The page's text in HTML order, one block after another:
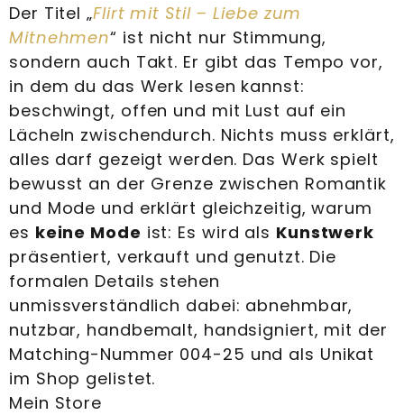
Der Titel „Flirt mit Stil – Liebe zum
Mitnehmen“ ist nicht nur Stimmung,
sondern auch Takt. Er gibt das Tempo vor,
in dem du das Werk lesen kannst:
beschwingt, offen und mit Lust auf ein
Lächeln zwischendurch. Nichts muss erklärt,
alles darf gezeigt werden. Das Werk spielt
bewusst an der Grenze zwischen Romantik
und Mode und erklärt gleichzeitig, warum
es keine Mode ist: Es wird als Kunstwerk
präsentiert, verkauft und genutzt. Die
formalen Details stehen
unmissverständlich dabei: abnehmbar,
nutzbar, handbemalt, handsigniert, mit der
Matching-Nummer 004-25 und als Unikat
im Shop gelistet.
Mein Store